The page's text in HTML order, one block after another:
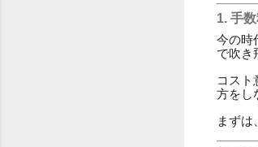
1. 手
今の時
で吹き
コスト
方をし
まずは